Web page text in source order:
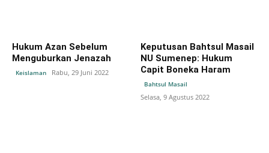
Hukum Azan Sebelum
Menguburkan Jenazah
Keislaman Rabu, 29 Juni 2022
Keputusan Bahtsul Masail
NU Sumenep: Hukum
Capit Boneka Haram
Bahtsul Masail
Selasa, 9 Agustus 2022